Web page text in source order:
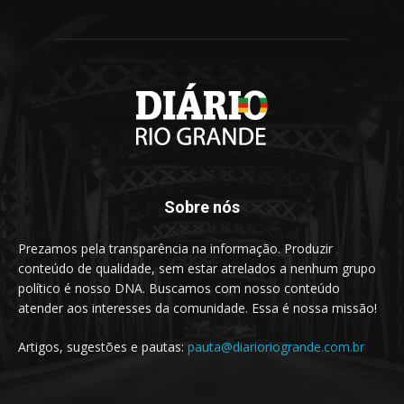
Sobre nós
Prezamos pela transparência na informação. Produzir
conteúdo de qualidade, sem estar atrelados a nenhum grupo
político é nosso DNA. Buscamos com nosso conteúdo
atender aos interesses da comunidade. Essa é nossa missão!
Artigos, sugestões e pautas: pauta@diarioriogrande.com.br